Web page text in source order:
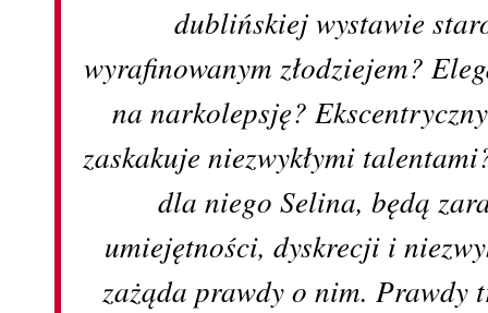
dublińskiej wystawie
wyrafinowanym złodziejem?
na narkolepsję?
zaskakuje niezwykłymi
dla niego Selina, będą
umiejętności, dyskrecji i
zażąda prawdy o nim. Prawdy